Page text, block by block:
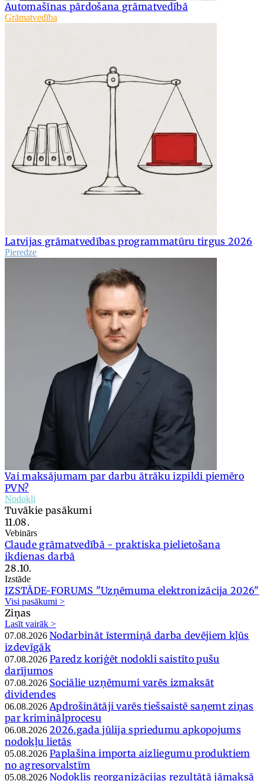
Automašīnas pārdošana grāmatvedībā
Grāmatvedība
Latvijas grāmatvedības programmatūru tirgus 2026
Pieredze
Vai maksājumam par darbu ātrāku izpildi piemēro
PVN?
Nodokļi
Tuvākie pasākumi
11.08.
Vebinārs
Claude grāmatvedībā - praktiska pielietošana
ikdienas darbā
28.10.
Izstāde
IZSTĀDE-FORUMS "Uzņēmuma elektronizācija 2026"
Visi pasākumi >
Ziņas
Lasīt vairāk >
07.08.2026 Nodarbināt īstermiņā darba devējiem kļūs
izdevīgāk
07.08.2026 Paredz koriģēt nodokli saistīto pušu
darījumos
07.08.2026 Sociālie uzņēmumi varēs izmaksāt
dividendes
06.08.2026 Apdrošinātāji varēs tiešsaistē saņemt ziņas
par kriminālprocesu
06.08.2026 2026.gada jūlija spriedumu apkopojums
nodokļu lietās
05.08.2026 Paplašina importa aizliegumu produktiem
no agresorvalstīm
05.08.2026 Nodoklis reorganizācijas rezultātā jāmaksā